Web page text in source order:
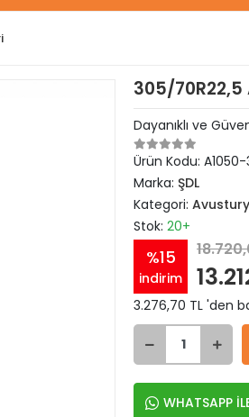
305/
Dayanıklı ve
Ürün Kodu:
Marka: ŞDL
Kategori:
Stok: 20+
%15
indirim
3.276,70 TL 'den
WHATSAPP